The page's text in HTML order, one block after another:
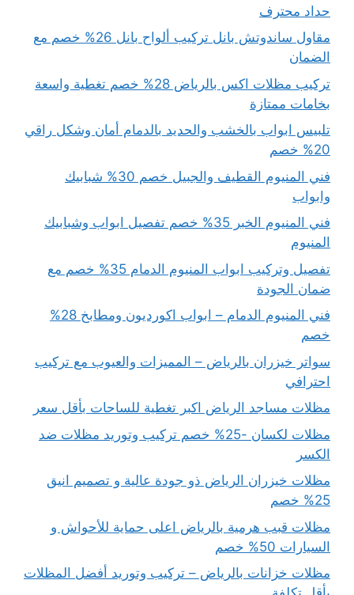
حداد محترف
مقاول ساندوتش بانل تركيب ألواح بانل 26% خصم مع
الضمان
تركيب مظلات اكس بالرياض 28% خصم تغطية واسعة
بخامات ممتازة
تلبيس ابواب بالخشب والحديد بالدمام أمان وشكل راقي
20% خصم
فني المنيوم القطيف والجبيل خصم 30% شبابيك
وابواب
فني المنيوم الخبر 35% خصم تفصيل ابواب وشبابيك
المنيوم
تفصيل وتركيب ابواب المنيوم الدمام 35% خصم مع
ضمان الجودة
فني المنيوم الدمام – ابواب اكورديون ومطابخ 28%
خصم
سواتر خيزران بالرياض – المميزات والعيوب مع تركيب
احترافي
مظلات مساجد الرياض اكبر تغطية للساحات بأقل سعر
مظلات لكسان -25% خصم تركيب وتوريد مظلات ضد
الكسر
مظلات خيزران الرياض ذو جودة عالية و تصميم انيق
25% خصم
مظلات قبب هرمية بالرياض اعلى حماية للأحواش و
السيارات 50% خصم
مظلات خزانات بالرياض – تركيب وتوريد أفضل المظلات